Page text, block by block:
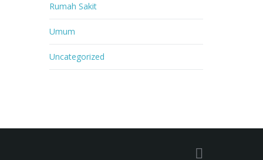
Rumah Sakit
Umum
Uncategorized